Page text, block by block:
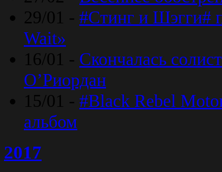
29/01 - #Стинг и Шэгги#
Wait»
16/01 - Скончалась
O’Риордан
15/01 - #Black Rebel
альбом
2017